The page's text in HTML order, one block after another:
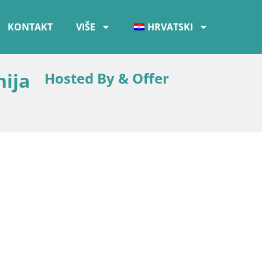
KONTAKT VIŠE HRVATSKI
Hosted By & Offer